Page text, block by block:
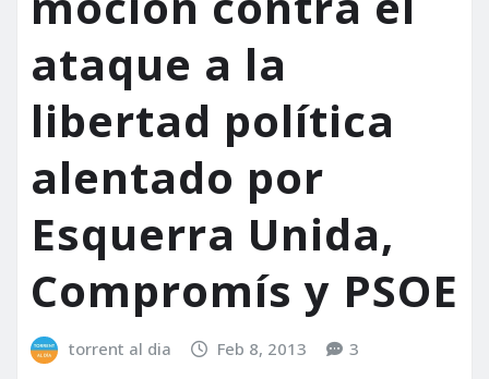
ataque a la
libertad política
alentado por
Esquerra Unida,
Compromís y PSOE
torrent al dia Feb 8, 2013 3